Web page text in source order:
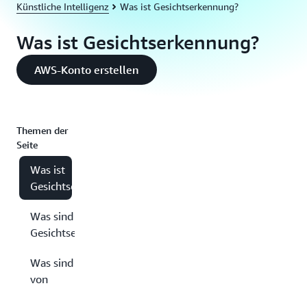
Künstliche Intelligenz Was ist Gesichtserkennung?
Was ist Gesichtserkennung?
AWS-Konto erstellen
Themen der
Seite
Was ist
Gesichtserkennung?
Was sind die Vorteile der
Gesichtserkennungstechnologie?
Was sind die Anwendungsfälle
von